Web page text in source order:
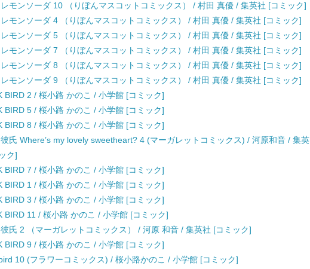
モンソーダ 10 （りぼんマスコットコミックス） / 村田 真優 / 集英社 [コミック]
モンソーダ 4 （りぼんマスコットコミックス） / 村田 真優 / 集英社 [コミック]
モンソーダ 5 （りぼんマスコットコミックス） / 村田 真優 / 集英社 [コミック]
モンソーダ 7 （りぼんマスコットコミックス） / 村田 真優 / 集英社 [コミック]
モンソーダ 8 （りぼんマスコットコミックス） / 村田 真優 / 集英社 [コミック]
モンソーダ 9 （りぼんマスコットコミックス） / 村田 真優 / 集英社 [コミック]
BIRD 2 / 桜小路 かのこ / 小学館 [コミック]
BIRD 5 / 桜小路 かのこ / 小学館 [コミック]
BIRD 8 / 桜小路 かのこ / 小学館 [コミック]
氏 Where’s my lovely sweetheart? 4 (マーガレットコミックス) / 河原和音 / 集英
ク]
BIRD 7 / 桜小路 かのこ / 小学館 [コミック]
BIRD 1 / 桜小路 かのこ / 小学館 [コミック]
BIRD 3 / 桜小路 かのこ / 小学館 [コミック]
BIRD 11 / 桜小路 かのこ / 小学館 [コミック]
氏 2 （マーガレットコミックス） / 河原 和音 / 集英社 [コミック]
BIRD 9 / 桜小路 かのこ / 小学館 [コミック]
10 (フラワーコミックス) / 桜小路かのこ / 小学館 [コミック]